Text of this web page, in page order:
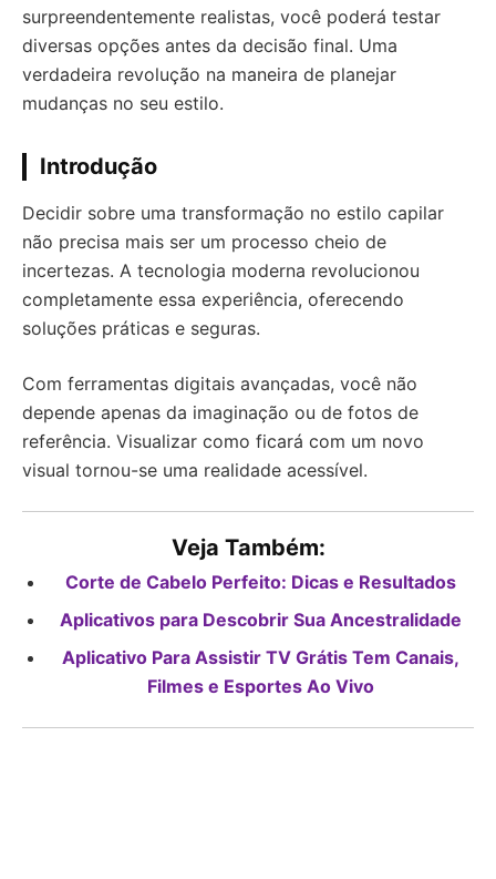
surpreendentemente realistas, você poderá testar
diversas opções antes da decisão final. Uma
verdadeira revolução na maneira de planejar
mudanças no seu estilo.
Introdução
Decidir sobre uma transformação no estilo capilar
não precisa mais ser um processo cheio de
incertezas. A tecnologia moderna revolucionou
completamente essa experiência, oferecendo
soluções práticas e seguras.
Com ferramentas digitais avançadas, você não
depende apenas da imaginação ou de fotos de
referência. Visualizar como ficará com um novo
visual tornou-se uma realidade acessível.
Veja Também:
Corte de Cabelo Perfeito: Dicas e Resultados
Aplicativos para Descobrir Sua Ancestralidade
Aplicativo Para Assistir TV Grátis Tem Canais,
Filmes e Esportes Ao Vivo